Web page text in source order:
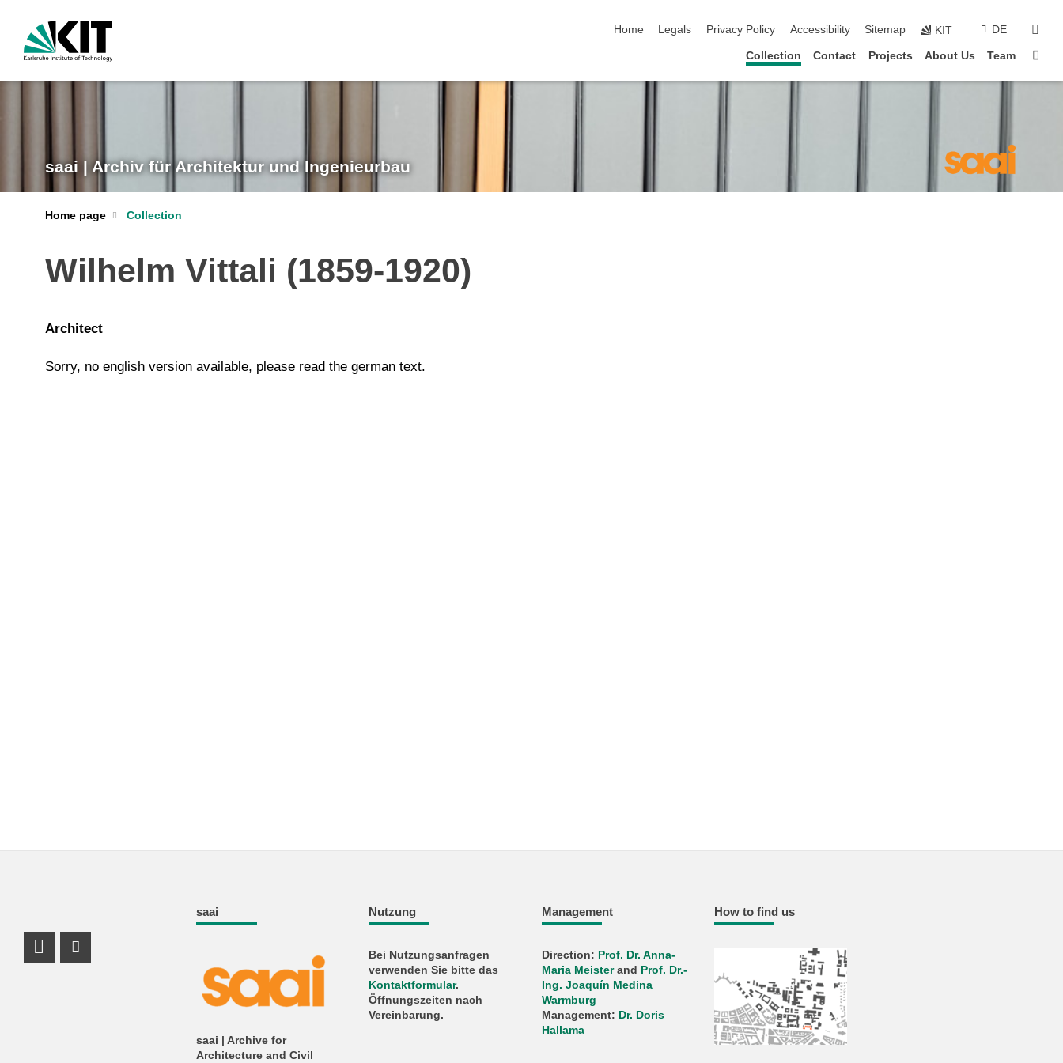
Home
Legals Privacy Policy Accessibility Sitemap KIT DE
Collection Contact Projects About Us Team
saai | Archiv für Architektur und Ingenieurbau
Home page Collection
Wilhelm Vittali (1859-1920)
Architect
Sorry, no english version available, please read the german text.
saai
saai | Archive for
Architecture and Civil
Nutzung
Bei Nutzungsanfragen
verwenden Sie bitte das
Kontaktformular.
Öffnungszeiten nach
Vereinbarung.
Management
Direction: Prof. Dr. Anna-
Maria Meisterand Prof. Dr.-
Ing. Joaquín Medina
Warmburg
Management: Dr. Doris
Hallama
How to find us
Facebook Profile
Instagram Profile